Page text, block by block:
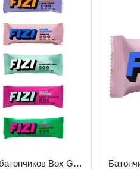
Набор шоколадных батончиков Box Guilty Pleasure FIZI 10*45 г